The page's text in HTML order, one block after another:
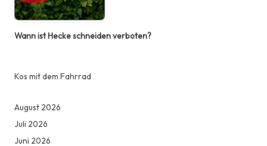
Wann ist Hecke schneiden verboten?
Kos mit dem Fahrrad
August 2026
Juli 2026
Juni 2026